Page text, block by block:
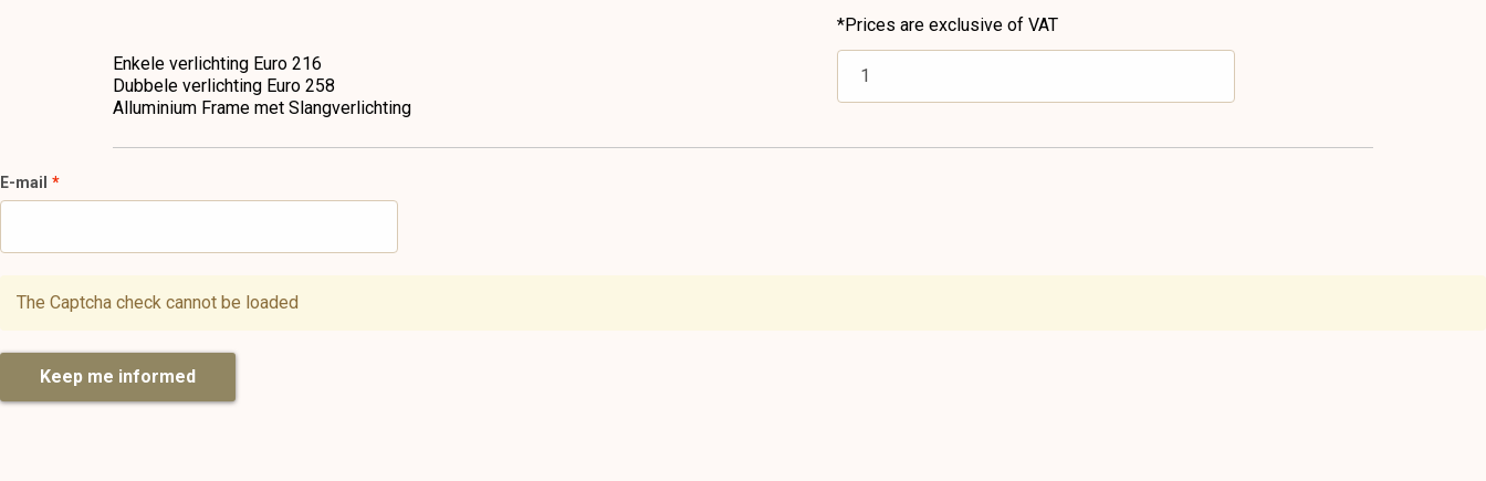
Enkele verlichting Euro 216
Dubbele verlichting Euro 258
Alluminium Frame met Slangverlichting
*Prices are exclusive of VAT
E-mail
The Captcha check cannot be loaded
Keep me informed